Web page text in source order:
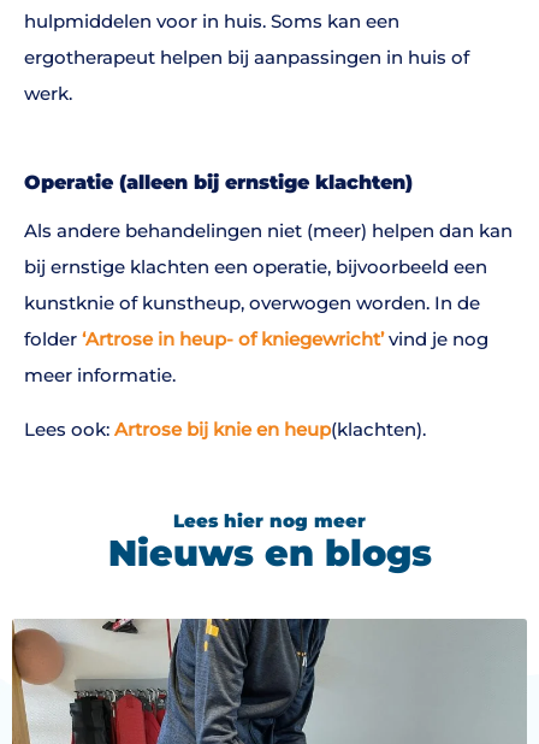
hulpmiddelen voor in huis. Soms kan een
ergotherapeut helpen bij aanpassingen in huis of
werk.
Operatie (alleen bij ernstige klachten)
Als andere behandelingen niet (meer) helpen dan kan
bij ernstige klachten een operatie, bijvoorbeeld een
kunstknie of kunstheup, overwogen worden. In de
folder ‘Artrose in heup- of kniegewricht’vind je nog
meer informatie.
Lees ook: Artrose bij knie en heup(klachten).
Lees hier nog meer
Nieuws en blogs